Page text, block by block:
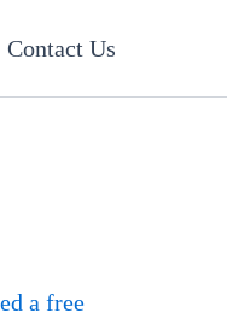
Contact Us
a free